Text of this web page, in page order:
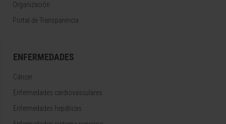
Organización
Portal de Transparencia
ENFERMEDADES
Cáncer
Enfermedades cardiovasculares
Enfermedades hepáticas